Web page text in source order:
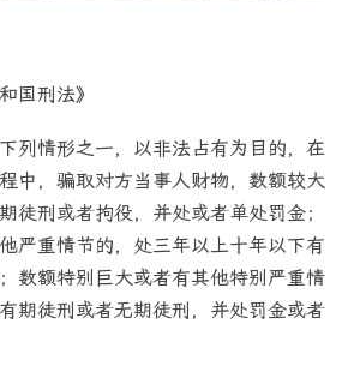
国刑法》
列情形之一，以非法占有为目的，在
中，骗取对方当事人财物，数额较大
徒刑或者拘役，并处或者单处罚金；
严重情节的，处三年以上十年以下有
数额特别巨大或者有其他特别严重情
期徒刑或者无期徒刑，并处罚金或者